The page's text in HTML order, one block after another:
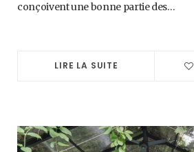
conçoivent une bonne partie des…
LIRE LA SUITE